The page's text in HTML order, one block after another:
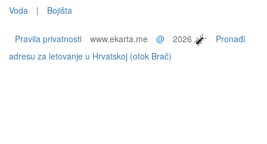
Voda
| Bojišta
Pravila privatnosti www.ekarta.me @ 2026
Pronađi
adresu za letovanje u Hrvatskoj (otok Brač)